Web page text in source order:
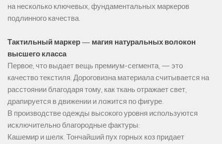
на несколько ключевых, фундаментальных маркеров
подлинного качества.
Тактильный маркер — магия натуральных волокон
высшего класса
Первое, что выдает вещь премиум-сегмента, — это
качество текстиля. Дороговизна материала считывается на
расстоянии благодаря тому, как ткань отражает свет,
драпируется в движении и ложится по фигуре.
В производстве одежды высокого уровня используются
исключительно благородные фактуры:
Кашемир и шелк. Тончайший пух горных коз придает